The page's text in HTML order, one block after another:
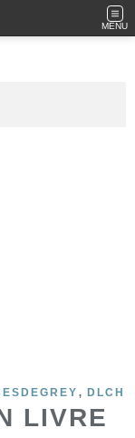
MENU
, DLCH
LIVRE